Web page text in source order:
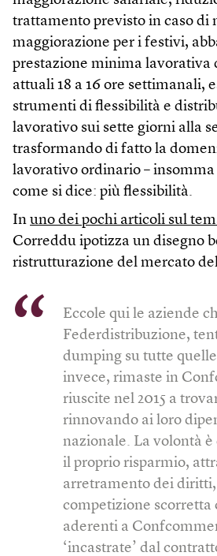
trattamento previsto in caso di
maggiorazione per i festivi,
prestazione minima lavorativa
attuali 18 a 16 ore settimanali,
strumenti di flessibilità e
lavorativo sui sette giorni alla
trasformando di fatto la
lavorativo ordinario –
come si dice: più flessibilità.
In uno dei pochi articoli sul
Correddu ipotizza un disegno
ristrutturazione del mercato
Eccole qui le aziende
Federdistribuzione,
dumping su tutte
invece, rimaste in
riuscite nel 2015 a
rinnovando ai loro
nazionale. La volontà
il proprio risparmio,
arretramento dei
competizione scorretta
aderenti a
‘incastrate’ dal